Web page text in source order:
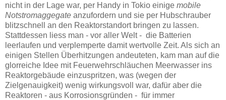
nicht in der Lage war, per Handy in Tokio einige mobile
Notstromaggegate anzufordern und sie per Hubschrauber
blitzschnell an den Reaktorstandort bringen zu lassen.
Stattdessen liess man - vor aller Welt - die Batterien
leerlaufen und verplemperte damit wertvolle Zeit. Als sich an
einigen Stellen Überhitzungen andeuteten, kam man auf die
glorreiche Idee mit Feuerwehrschläuchen Meerwasser ins
Reaktorgebäude einzuspritzen, was (wegen der
Zielgenauigkeit) wenig wirkungsvoll war, dafür aber die
Reaktoren - aus Korrosionsgründen - für immer